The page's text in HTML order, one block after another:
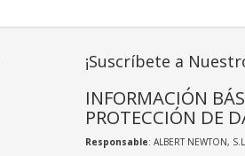
¡Suscríbete a
INFORMACIÓN
PROTECCIÓN DE
Responsable: ALBERT NEWTON,